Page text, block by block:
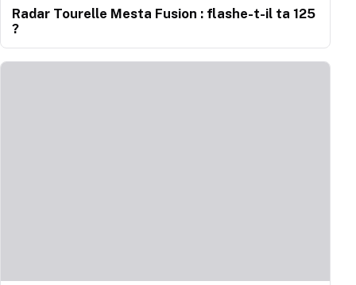
Radar Tourelle Mesta Fusion : flashe-t-il ta 125
?